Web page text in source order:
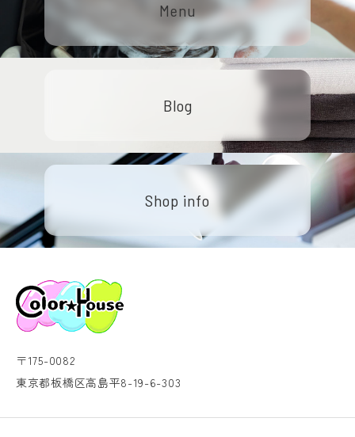
Menu
Blog
Shop info
〒175-0082
東京都板橋区高島平8-19-6-303